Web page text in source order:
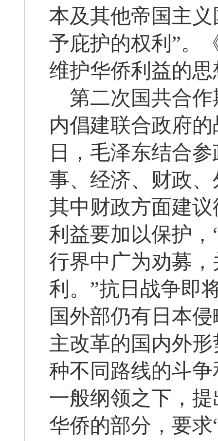
本及其他帝国主
予庇护的权利”。
维护华侨利益的思
第二次国共合
内倡建联合政府
日，毛泽东结合
事、经济、财政
其中财政方面建
利益要加以保护
行界中广为劝募
利。”抗日战争即
国外部仍有日本
主改革的国内外
种不同路线的斗
一般纲领之下，
华侨的部分，要